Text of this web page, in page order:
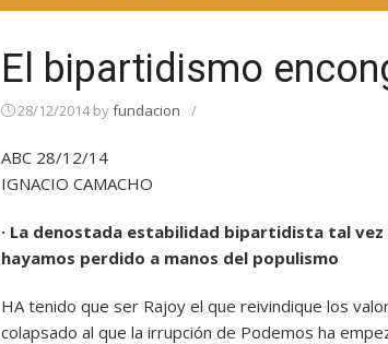
El bipartidismo
28/12/2014byfundacion /
ABC 28/12/14
IGNACIO CAMACHO
· La denostada estabilidad bipartidista tal vez
hayamos perdido a manos del populismo
HA tenido que ser Rajoy el que reivindique los
colapsado al que la irrupción de Podemos ha